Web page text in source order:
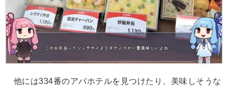
他には334番のアパホテルを見つけたり、美味しそうな